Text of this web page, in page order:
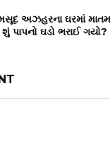
અઝહરના ઘરમાં
ઘડો ભરાઈ ગયો?